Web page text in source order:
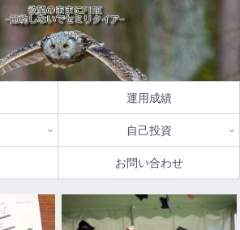
運用成績
自己投資
お問い合わせ